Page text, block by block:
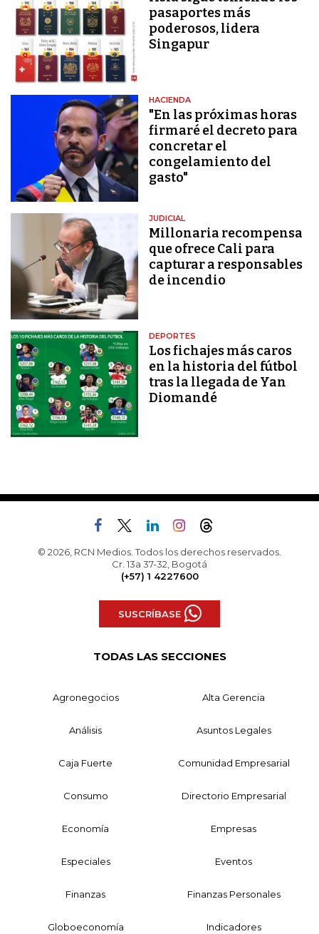
pasaportes más
poderosos, lidera
Singapur
HACIENDA
"En las próximas horas
firmaré el decreto para
concretar el
congelamiento del
gasto"
JUDICIAL
Millonaria recompensa
que ofrece Cali para
capturar a responsables
de incendio
DEPORTES
Los fichajes más caros
en la historia del fútbol
tras la llegada de Yan
Diomandé
© 2026, RCN Medios. Todos los derechos reservados.
Cr. 13a 37-32, Bogotá
(+57) 1 4227600
SUSCRÍBASE
TODAS LAS SECCIONES
Agronegocios Alta Gerencia
Análisis Asuntos Legales
Caja Fuerte Comunidad Empresarial
Consumo Directorio Empresarial
Economía Empresas
Especiales Eventos
Finanzas Finanzas Personales
Globoeconomía Indicadores